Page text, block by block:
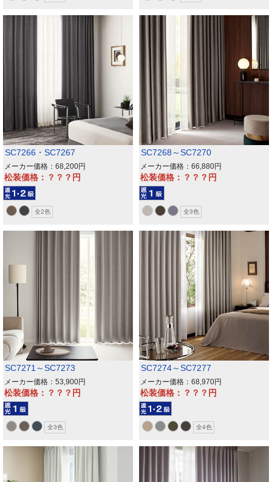
SC7266・SC7267
メーカー価格：68,200
松装価格：？？？
全2色
SC7268～SC7270
メーカー価格：66,880
松装価格：？？？
全3色
SC7271～SC7273
メーカー価格：53,900
松装価格：？？？
全3色
SC7274～SC7277
メーカー価格：68,970
松装価格：？？？
全4色